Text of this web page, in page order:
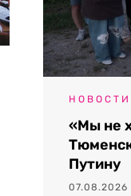
НОВОСТИ
«Мы не
Путину
07.08.2026